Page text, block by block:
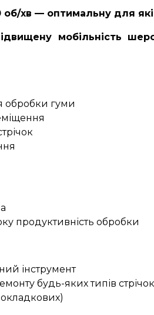
хв — оптимальну для
мобільність
обробки гуми
продуктивність обробки
інструмент
будь-яких типів